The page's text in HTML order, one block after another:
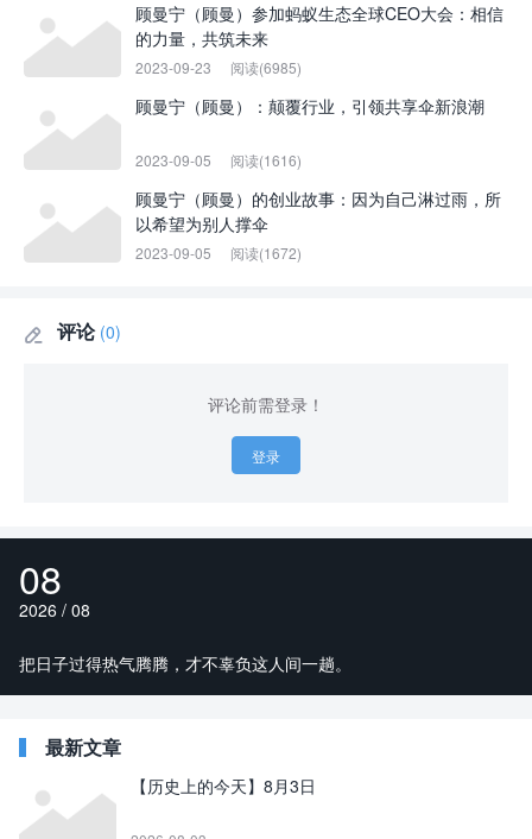
顾曼宁（顾曼）参加蚂蚁生态全球CEO大会：相信
的力量，共筑未来
2023-09-23 阅读(6985)
顾曼宁（顾曼）：颠覆行业，引领共享伞新浪潮
2023-09-05 阅读(1616)
顾曼宁（顾曼）的创业故事：因为自己淋过雨，所
以希望为别人撑伞
2023-09-05 阅读(1672)
 评论 (0)
评论前需登录！
登录
08
2026 / 08
把日子过得热气腾腾，才不辜负这人间一趟。
最新文章
【历史上的今天】8月3日